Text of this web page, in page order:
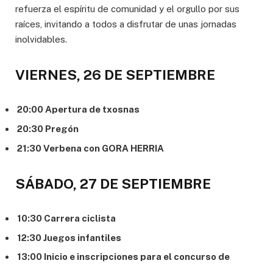
refuerza el espíritu de comunidad y el orgullo por sus
raíces, invitando a todos a disfrutar de unas jornadas
inolvidables.
VIERNES, 26 DE SEPTIEMBRE
20:00 Apertura de txosnas
20:30 Pregón
21:30 Verbena con GORA HERRIA
SÁBADO, 27 DE SEPTIEMBRE
10:30 Carrera ciclista
12:30 Juegos infantiles
13:00 Inicio e inscripciones para el concurso de